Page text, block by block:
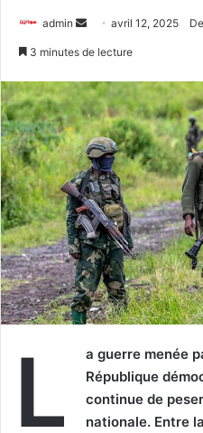
admin
Envoyeravril 12, 2025
3 minutes de lecture
L
a guerre menée
République
continue de
nationale. Entre